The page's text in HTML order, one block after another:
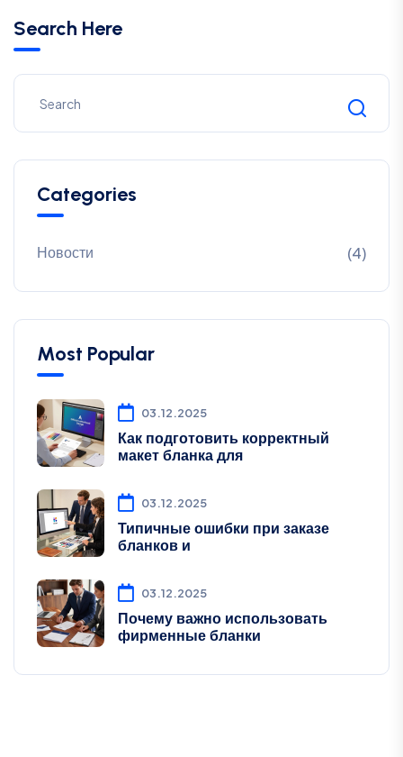
Search Here
Categories
Новости (4)
Most Popular
03.12.2025
Как подготовить корректный
макет бланка для
03.12.2025
Типичные ошибки при заказе
бланков и
03.12.2025
Почему важно использовать
фирменные бланки